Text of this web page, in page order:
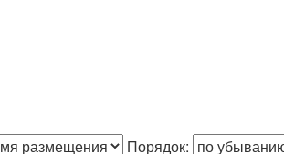
Порядок: